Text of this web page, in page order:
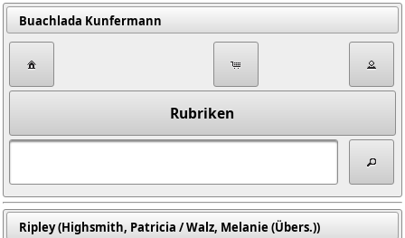
Buachlada Kunfermann
Rubriken
Ripley (Highsmith, Patricia / Walz, Melanie (Übers.))